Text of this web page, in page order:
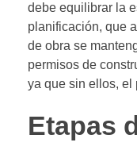
debe equilibrar la
planificación, que
de obra se
permisos de
ya que sin ellos, el
Etapas